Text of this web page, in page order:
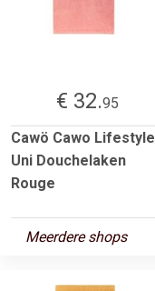
€ 32.95
Cawö Cawo Lifestyle
Uni Douchelaken
Rouge
Meerdere shops